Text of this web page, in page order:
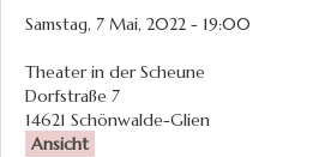
Samstag, 7 Mai, 2022 - 19:00
Theater in der Scheune
Dorfstraße 7
14621 Schönwalde-Glien
Ansicht